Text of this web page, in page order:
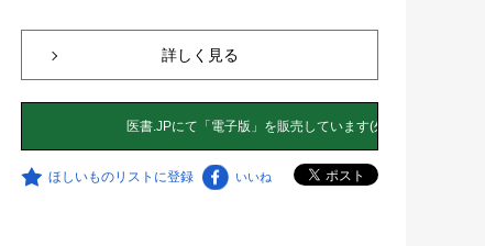
詳しく見る
ほしいものリストに登録 いいね